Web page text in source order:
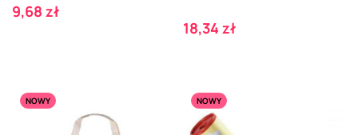
Cena
9,68 zł
Cena
18,34 zł
NOWY NOWY